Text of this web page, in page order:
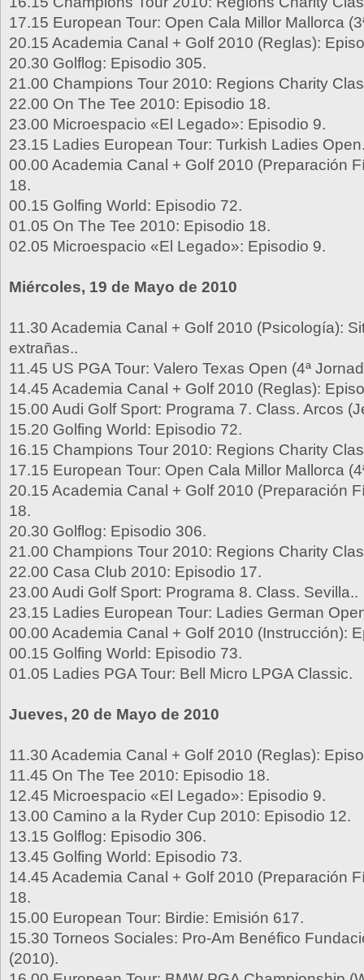
17.15 European Tour: Open Cala Millor Mallorca
20.15 Academia Canal + Golf 2010 (Reglas):
20.30 Golflog: Episodio 305.
21.00 Champions Tour 2010: Regions Charity
22.00 On The Tee 2010: Episodio 18.
23.00 Microespacio «El Legado»: Episodio 9.
23.15 Ladies European Tour: Turkish Ladies
00.00 Academia Canal + Golf 2010 (Preparación
18.
00.15 Golfing World: Episodio 72.
01.05 On The Tee 2010: Episodio 18.
02.05 Microespacio «El Legado»: Episodio 9.
Miércoles, 19 de Mayo de 2010
11.30 Academia Canal + Golf 2010 (Psicología):
extrañas..
11.45 US PGA Tour: Valero Texas Open (4ª
14.45 Academia Canal + Golf 2010 (Reglas):
15.00 Audi Golf Sport: Programa 7. Class. Arcos
15.20 Golfing World: Episodio 72.
16.15 Champions Tour 2010: Regions Charity
17.15 European Tour: Open Cala Millor Mallorca
20.15 Academia Canal + Golf 2010 (Preparación
18.
20.30 Golflog: Episodio 306.
21.00 Champions Tour 2010: Regions Charity
22.00 Casa Club 2010: Episodio 17.
23.00 Audi Golf Sport: Programa 8. Class. Sevilla..
23.15 Ladies European Tour: Ladies German
00.00 Academia Canal + Golf 2010 (Instrucción):
00.15 Golfing World: Episodio 73.
01.05 Ladies PGA Tour: Bell Micro LPGA Classic.
Jueves, 20 de Mayo de 2010
11.30 Academia Canal + Golf 2010 (Reglas):
11.45 On The Tee 2010: Episodio 18.
12.45 Microespacio «El Legado»: Episodio 9.
13.00 Camino a la Ryder Cup 2010: Episodio 12.
13.15 Golflog: Episodio 306.
13.45 Golfing World: Episodio 73.
14.45 Academia Canal + Golf 2010 (Preparación
18.
15.00 European Tour: Birdie: Emisión 617.
15.30 Torneos Sociales: Pro-Am Benéfico
(2010).